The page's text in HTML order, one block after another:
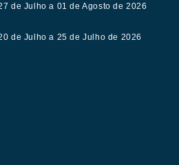
de Julho a 01 de Agosto de 2026
de Julho a 25 de Julho de 2026